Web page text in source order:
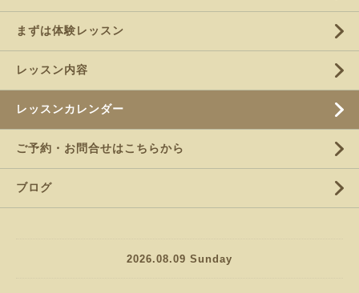
まずは体験レッスン
レッスン内容
レッスンカレンダー
ご予約・お問合せはこちらから
ブログ
2026.08.09 Sunday